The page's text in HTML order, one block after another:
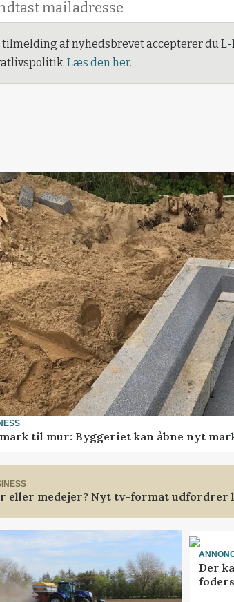
tilmelding af nyhedsbrevet accepterer du L-
Læs den her.
til mur: Byggeriet kan åbne nyt
eller medejer? Nyt tv-format
Der